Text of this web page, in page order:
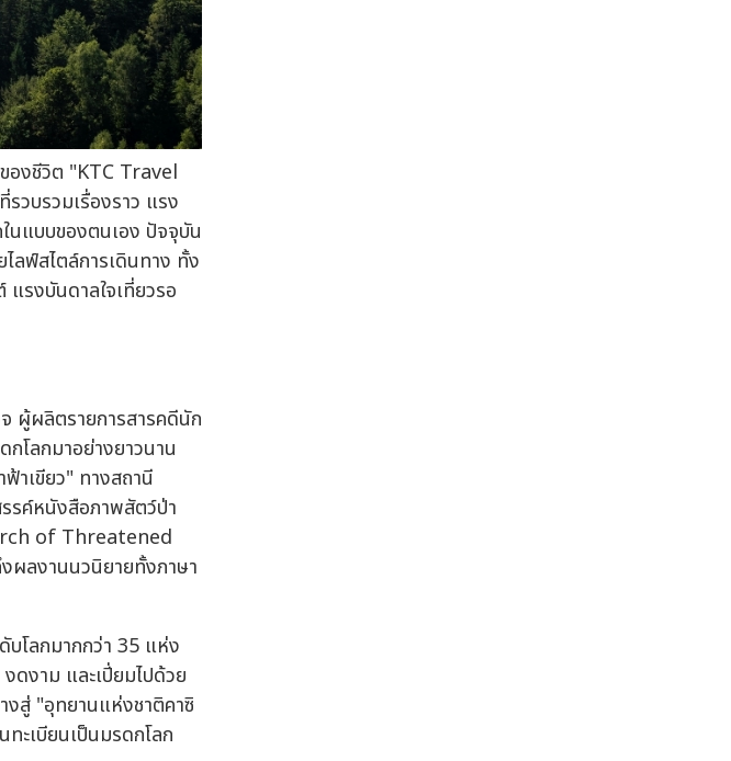
องชีวิต "KTC Travel
วบรวมเรื่องราว แรง
นแบบของตนเอง ปัจจุบัน
ฟ์สไตล์การเดินทาง ทั้ง
แรงบันดาลใจเที่ยวรอ
ผู้ผลิตรายการสารคดีนัก
โลกมาอย่างยาวนาน
าเขียว" ทางสถานี
รค์หนังสือภาพสัตว์ป่า
of Threatened
ลงานนวนิยายทั้งภาษา
บโลกมากกว่า 35 แห่ง
งาม และเปี่ยมไปด้วย
งสู่ "อุทยานแห่งชาติคาซิ
ะเบียนเป็นมรดกโลก